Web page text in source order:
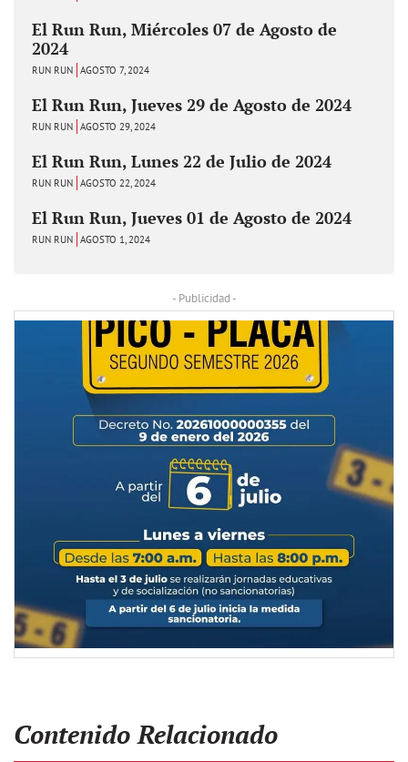
El Run Run, Miércoles 07 de Agosto de
2024
RUN RUN AGOSTO 7, 2024
El Run Run, Jueves 29 de Agosto de 2024
RUN RUN AGOSTO 29, 2024
El Run Run, Lunes 22 de Julio de 2024
RUN RUN AGOSTO 22, 2024
El Run Run, Jueves 01 de Agosto de 2024
RUN RUN AGOSTO 1, 2024
- Publicidad -
Contenido Relacionado